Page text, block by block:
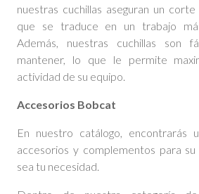
nuestras cuchillas aseguran un
que se traduce en un trabajo
Además, nuestras cuchillas son
mantener, lo que le permite
actividad de su equipo.
Accesorios Bobcat
En nuestro catálogo, encontrarás
accesorios y complementos para su
sea tu necesidad.